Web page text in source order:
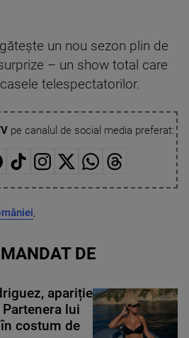
un nou sezon plin de
– un show total care
telespectatorilor.
pe canalul de social media preferat:
,
DE
apariție
lui
costum de